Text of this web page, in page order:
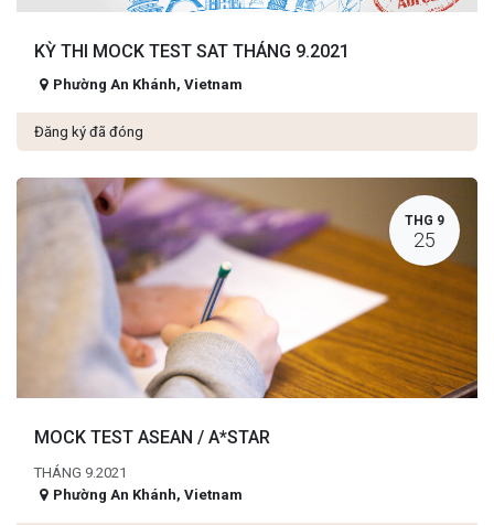
KỲ THI MOCK TEST SAT THÁNG 9.2021
Phường An Khánh, Vietnam
Đăng ký đã đóng
THG 9
25
MOCK TEST ASEAN / A*STAR
THÁNG 9.2021
Phường An Khánh, Vietnam